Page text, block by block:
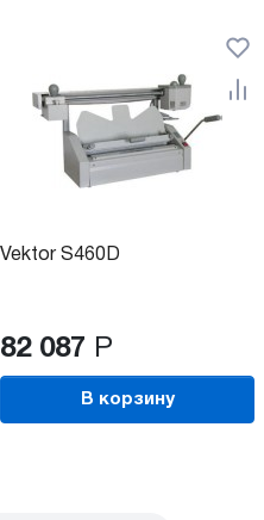
Vektor S460D
82 087 Р
В корзину